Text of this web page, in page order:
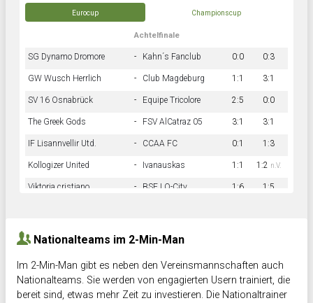
Eurocup Championscup
Achtelfinale
SG Dynamo Dromore - Kahn´s Fanclub 0:0 0:3
GW Wusch Herrlich - Club Magdeburg 1:1 3:1
SV 16 Osnabrück - Equipe Tricolore 2:5 0:0
The Greek Gods - FSV AlCatraz 05 3:1 3:1
IF Lisannvellir Utd. - CCAA FC 0:1 1:3
Kollogizer United - Ivanauskas 1:1 1:2 n.V.
Viktoria cristiano - BSF LO-City 1:6 1:5
Nationalteams im 2-Min-Man
Im 2-Min-Man gibt es neben den Vereinsmannschaften auch
Nationalteams. Sie werden von engagierten Usern trainiert, die
bereit sind, etwas mehr Zeit zu investieren. Die Nationaltrainer